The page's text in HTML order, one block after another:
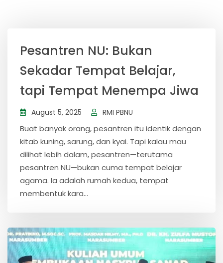
Pesantren NU: Bukan
Sekadar Tempat Belajar,
tapi Tempat Menempa Jiwa
August 5, 2025 RMI PBNU
Buat banyak orang, pesantren itu identik dengan
kitab kuning, sarung, dan kyai. Tapi kalau mau
dilihat lebih dalam, pesantren—terutama
pesantren NU—bukan cuma tempat belajar
agama. Ia adalah rumah kedua, tempat
membentuk kara...